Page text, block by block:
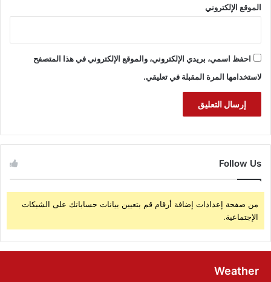
الموقع الإلكتروني
احفظ اسمي، بريدي الإلكتروني، والموقع الإلكتروني في هذا المتصفح
لاستخدامها المرة المقبلة في تعليقي.
Follow Us
من صفحة إعدادات إضافة أرقام قم بتعيين بيانات حساباتك على الشبكات
الإجتماعية.
Weather